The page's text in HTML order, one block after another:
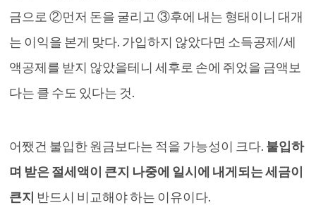
금으로 ②먼저 돈을 굴리고 ③후에 내는 형태이니 대개
는 이익을 본게 맞다. 가입하지 않았다면 소득공제/세
액공제를 받지 않았을테니 세후로 손에 쥐었을 금액보
다는 클 수도 있다는 것.
어쨌건 불입한 원금보다는 적을 가능성이 크다. 불입하
며 받은 절세액이 큰지 나중에 일시에 내게되는 세금이
큰지 반드시 비교해야 하는 이유이다.